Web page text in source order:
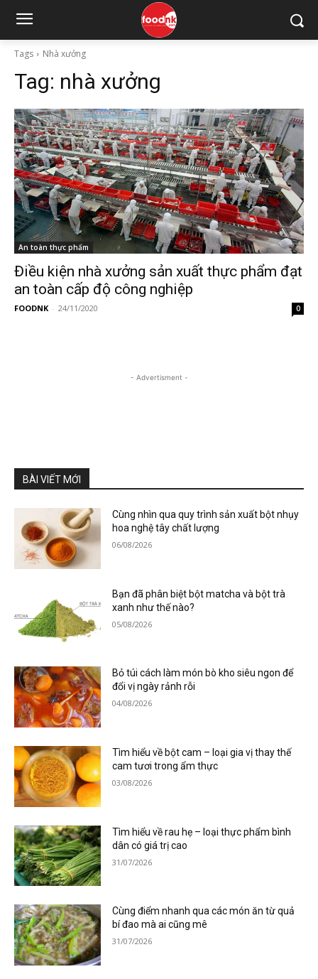
Tags Nhà xưởng
Tag: nhà xưởng
An toàn thực phẩm
Điều kiện nhà xưởng sản xuất thực phẩm đạt
an toàn cấp độ công nghiệp
FOODNK - 24/11/2020 0
- Advertisment -
BÀI VIẾT MỚI
Cùng nhìn qua quy trình sản xuất bột nhụy
hoa nghệ tây chất lượng
06/08/2026
Bạn đã phân biệt bột matcha và bột trà
xanh như thế nào?
05/08/2026
Bỏ túi cách làm món bò kho siêu ngon để
đổi vị ngày rảnh rỗi
04/08/2026
Tìm hiểu về bột cam – loại gia vị thay thế
cam tươi trong ẩm thực
03/08/2026
Tìm hiểu về rau hẹ – loại thực phẩm bình
dân có giá trị cao
31/07/2026
Cùng điểm nhanh qua các món ăn từ quả
bí đao mà ai cũng mê
31/07/2026